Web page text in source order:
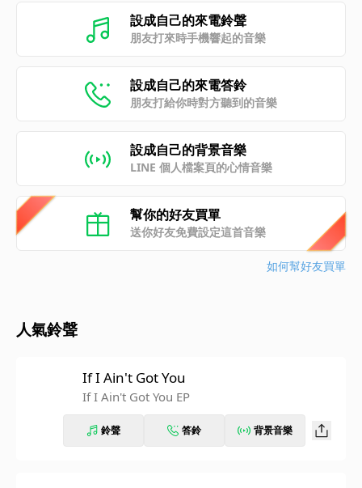
設成自己的來電鈴聲
朋友打來時手機響起的音樂
設成自己的來電答鈴
朋友打給你時對方聽到的音樂
設成自己的背景音樂
LINE 個人檔案頁的心情音樂
幫你的好友買單
送你好友免費設定這首音樂
如何幫好友買單
人氣鈴聲
If I Ain't Got You
If I Ain't Got You EP
鈴聲 答鈴 背景音樂